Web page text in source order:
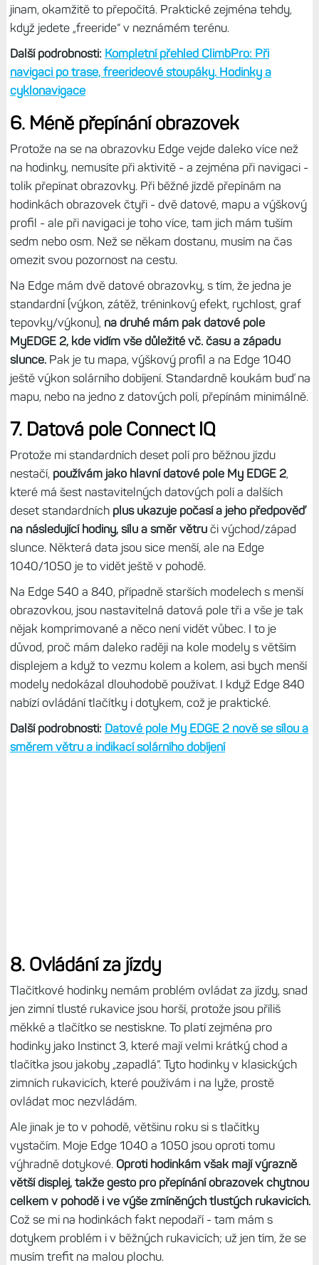
jinam, okamžitě to přepočítá. Praktické zejména tehdy,
když jedete „freeride“ v neznámém terénu.
Další podrobnosti: Kompletní přehled ClimbPro: Při
navigaci po trase, freerideové stoupáky. Hodinky a
cyklonavigace
6. Méně přepínání obrazovek
Protože na se na obrazovku Edge vejde daleko více než
na hodinky, nemusíte při aktivitě - a zejména při navigaci -
tolik přepínat obrazovky. Při běžné jízdě přepínám na
hodinkách obrazovek čtyři - dvě datové, mapu a výškový
profil - ale při navigaci je toho více, tam jich mám tuším
sedm nebo osm. Než se někam dostanu, musím na čas
omezit svou pozornost na cestu.
Na Edge mám dvě datové obrazovky, s tím, že jedna je
standardní (výkon, zátěž, tréninkový efekt, rychlost, graf
tepovky/výkonu), na druhé mám pak datové pole
MyEDGE 2, kde vidím vše důležité vč. času a západu
slunce.Pak je tu mapa, výškový profil a na Edge 1040
ještě výkon solárního dobíjení. Standardně koukám buď na
mapu, nebo na jedno z datových polí, přepínám minimálně.
7. Datová pole Connect IQ
Protože mi standardních deset polí pro běžnou jízdu
nestačí, používám jako hlavní datové pole My EDGE 2,
které má šest nastavitelných datových polí a dalších
deset standardních plus ukazuje počasí a jeho předpověď
na následující hodiny, sílu a směr větruči východ/západ
slunce. Některá data jsou sice menší, ale na Edge
1040/1050 je to vidět ještě v pohodě.
Na Edge 540 a 840, případně starších modelech s menší
obrazovkou, jsou nastavitelná datová pole tři a vše je tak
nějak komprimované a něco není vidět vůbec. I to je
důvod, proč mám daleko raději na kole modely s větším
displejem a když to vezmu kolem a kolem, asi bych menší
modely nedokázal dlouhodobě používat. I když Edge 840
nabízí ovládání tlačítky i dotykem, což je praktické.
Další podrobnosti: Datové pole My EDGE 2 nově se sílou a
směrem větru a indikací solárního dobíjení
8. Ovládání za jízdy
Tlačítkové hodinky nemám problém ovládat za jízdy, snad
jen zimní tlusté rukavice jsou horší, protože jsou příliš
měkké a tlačítko se nestiskne. To platí zejména pro
hodinky jako Instinct 3, které mají velmi krátký chod a
tlačítka jsou jakoby „zapadlá“. Tyto hodinky v klasických
zimních rukavicích, které používám i na lyže, prostě
ovládat moc nezvládám.
Ale jinak je to v pohodě, většinu roku si s tlačítky
vystačím. Moje Edge 1040 a 1050 jsou oproti tomu
výhradně dotykové. Oproti hodinkám však mají výrazně
větší displej, takže gesto pro přepínání obrazovek chytnou
celkem v pohodě i ve výše zmíněných tlustých rukavicích.
Což se mi na hodinkách fakt nepodaří - tam mám s
dotykem problém i v běžných rukavicích; už jen tím, že se
musím trefit na malou plochu.